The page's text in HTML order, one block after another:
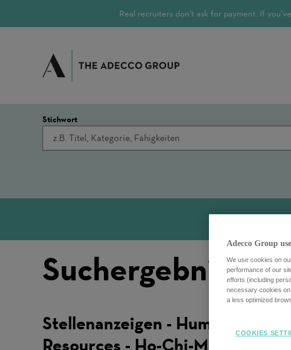
Real recruiters don’t ask for payment. If
Stichwort
Suchergebnisse
Stellenanzeigen - Human
Resources - Ho-Chi-Minh-
Adecco Group
We use cookies on
performance of our
efforts (including
necessary cookies
a less optimized
COOKIES